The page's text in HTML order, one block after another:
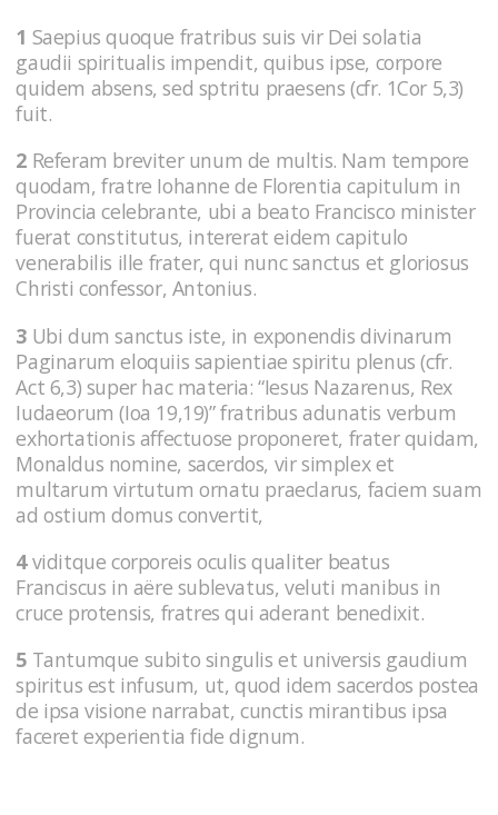
1 Saepius quoque fratribus suis vir Dei solatia
gaudii spiritualis impendit, quibus ipse, corpore
quidem absens, sed sptritu praesens (cfr. 1Cor 5,3)
fuit.
2 Referam breviter unum de multis. Nam tempore
quodam, fratre Iohanne de Florentia capitulum in
Provincia celebrante, ubi a beato Francisco minister
fuerat constitutus, intererat eidem capitulo
venerabilis ille frater, qui nunc sanctus et gloriosus
Christi confessor, Antonius.
3 Ubi dum sanctus iste, in exponendis divinarum
Paginarum eloquiis sapientiae spiritu plenus (cfr.
Act 6,3) super hac materia: “Iesus Nazarenus, Rex
Iudaeorum (Ioa 19,19)” fratribus adunatis verbum
exhortationis affectuose proponeret, frater quidam,
Monaldus nomine, sacerdos, vir simplex et
multarum virtutum ornatu praeclarus, faciem suam
ad ostium domus convertit,
4viditque corporeis oculis qualiter beatus
Franciscus in aëre sublevatus, veluti manibus in
cruce protensis, fratres qui aderant benedixit.
5 Tantumque subito singulis et universis gaudium
spiritus est infusum, ut, quod idem sacerdos postea
de ipsa visione narrabat, cunctis mirantibus ipsa
faceret experientia fide dignum.